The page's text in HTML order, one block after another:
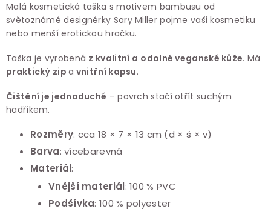
Malá kosmetická taška s motivem bambusu od
světoznámé designérky Sary Miller pojme vaši kosmetiku
nebo menší erotickou hračku.
Taška je vyrobená z kvalitní a odolné veganské kůže. Má
praktický zipa vnitřní kapsu.
Čištění je jednoduché – povrch stačí otřít suchým
hadříkem.
Rozměry: cca 18 × 7 × 13 cm (d × š × v)
Barva: vícebarevná
Materiál:
Vnější materiál: 100 % PVC
Podšívka: 100 % polyester